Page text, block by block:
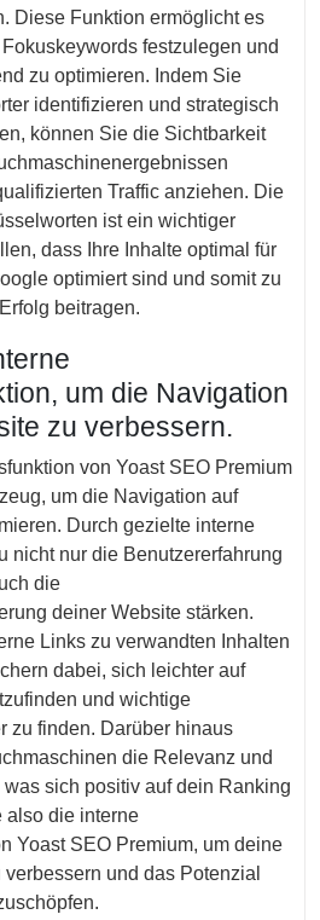
Diese Funktion ermöglicht es
festzulegen und
zu optimieren. Indem Sie
identifizieren und strategisch
können Sie die Sichtbarkeit
Traffic anziehen. Die
ist ein wichtiger
dass Ihre Inhalte optimal für
optimiert sind und somit zu
beitragen.
um die Navigation
zu verbessern.
von Yoast SEO Premium
um die Navigation auf
Durch gezielte interne
nicht nur die Benutzererfahrung
die
deiner Website stärken.
Links zu verwandten Inhalten
dabei, sich leichter auf
und wichtige
zu finden. Darüber hinaus
die Relevanz und
sich positiv auf dein Ranking
also die interne
Yoast SEO Premium, um deine
und das Potenzial